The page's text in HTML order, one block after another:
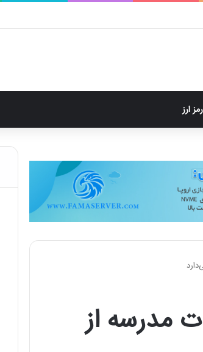
رمز ارز
مدرسه از